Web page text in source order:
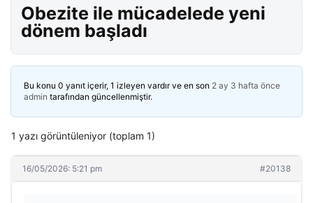
Obezite ile mücadelede yeni
dönem başladı
Bu konu 0 yanıt içerir, 1 izleyen vardır ve en son 2 ay 3 hafta önce
admin tarafından güncellenmiştir.
1 yazı görüntüleniyor (toplam 1)
16/05/2026: 5:21 pm #20138